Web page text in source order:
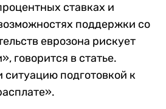
ставках и
поддержки со
еврозона рискует
говорится в статье.
ситуацию подготовкой к